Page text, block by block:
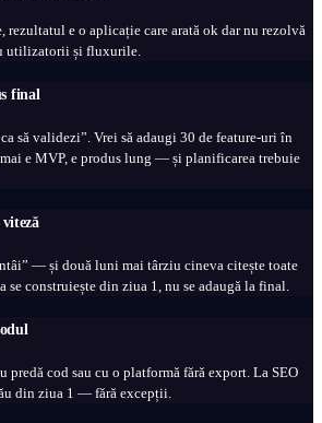
rezultatul e o aplicație care arată ok dar nu rezolvă
utilizatorii și fluxurile.
final
să validezi”. Vrei să adaugi 30 de feature-uri în
e MVP, e produs lung — și planificarea trebuie
— și două luni mai târziu cineva citește toate
se construiește din ziua 1, nu se adaugă la final.
predă cod sau cu o platformă fără export. La SEO
din ziua 1 — fără excepții.